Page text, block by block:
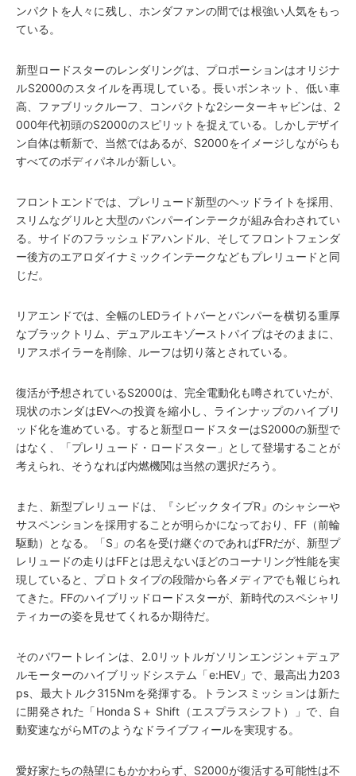
ンパクトを人々に残し、ホンダファンの間では根強い人気をもっ
ている。
新型ロードスターのレンダリングは、プロポーションはオリジナ
ルS2000のスタイルを再現している。長いボンネット、低い車
高、ファブリックルーフ、コンパクトな2シーターキャビンは、2
000年代初頭のS2000のスピリットを捉えている。しかしデザイ
ン自体は斬新で、当然ではあるが、S2000をイメージしながらも
すべてのボディパネルが新しい。
フロントエンドでは、プレリュード新型のヘッドライトを採用、
スリムなグリルと大型のバンパーインテークが組み合わされてい
る。サイドのフラッシュドアハンドル、そしてフロントフェンダ
ー後方のエアロダイナミックインテークなどもプレリュードと同
じだ。
リアエンドでは、全幅のLEDライトバーとバンパーを横切る重厚
なブラックトリム、デュアルエキゾーストパイプはそのままに、
リアスポイラーを削除、ルーフは切り落とされている。
復活が予想されているS2000は、完全電動化も噂されていたが、
現状のホンダはEVへの投資を縮小し、ラインナップのハイブリ
ッド化を進めている。すると新型ロードスターはS2000の新型で
はなく、「プレリュード・ロードスター」として登場することが
考えられ、そうなれば内燃機関は当然の選択だろう。
また、新型プレリュードは、『シビックタイプR』のシャシーや
サスペンションを採用することが明らかになっており、FF（前輪
駆動）となる。「S」の名を受け継ぐのであればFRだが、新型プ
レリュードの走りはFFとは思えないほどのコーナリング性能を実
現していると、プロトタイプの段階から各メディアでも報じられ
てきた。FFのハイブリッドロードスターが、新時代のスペシャリ
ティカーの姿を見せてくれるか期待だ。
そのパワートレインは、2.0リットルガソリンエンジン＋デュア
ルモーターのハイブリッドシステム「e:HEV」で、最高出力203
ps、最大トルク315Nmを発揮する。トランスミッションは新た
に開発された「Honda S＋ Shift（エスプラスシフト）」で、自
動変速ながらMTのようなドライブフィールを実現する。
愛好家たちの熱望にもかかわらず、S2000が復活する可能性は不